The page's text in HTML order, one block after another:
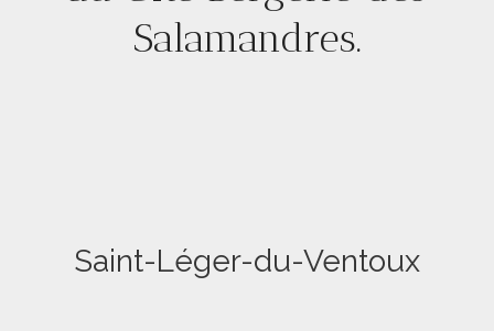
Salamandres.
Saint-Léger-du-Ventoux